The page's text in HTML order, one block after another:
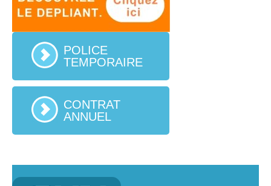
POLICE
TEMPORAIRE
CONTRAT
ANNUEL